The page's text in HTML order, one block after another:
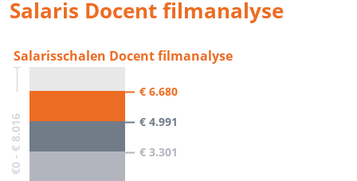
Salaris Docent filmanalyse
Salarisschalen Docent filmanalyse
€0 - € 8.016
€ 6.680
€ 4.991
€ 3.301